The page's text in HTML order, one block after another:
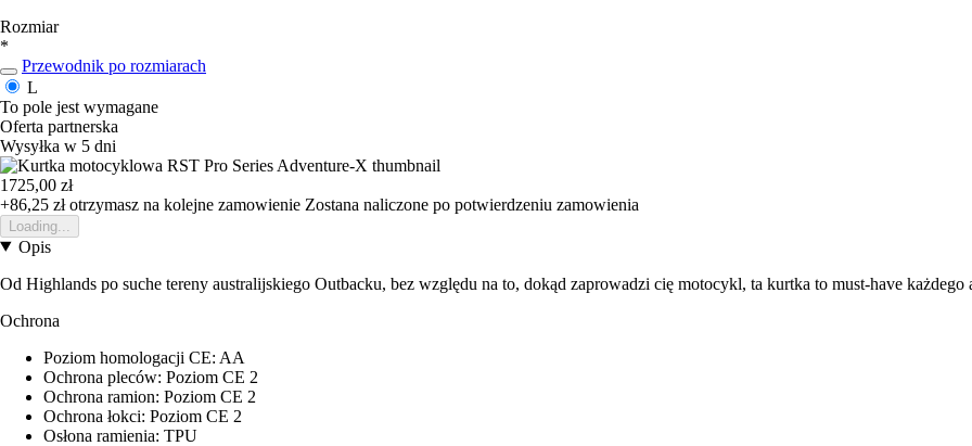
Rozmiar
*
Przewodnik po rozmiarach
L
To pole jest wymagane
Oferta partnerska
Wysyłka w 5 dni
1725,00 zł
+86,25 złotrzymasz na kolejne zamowienie Zostana naliczone po potwierdzeniu zamowienia
Loading...
Opis
Od Highlands po suche tereny australijskiego Outbacku, bez względu na to, dokąd zaprowadzi cię motocykl, ta kurtka to must-have każdego
Ochrona
Poziom homologacji CE: AA
Ochrona pleców: Poziom CE 2
Ochrona ramion: Poziom CE 2
Ochrona łokci: Poziom CE 2
Osłona ramienia: TPU